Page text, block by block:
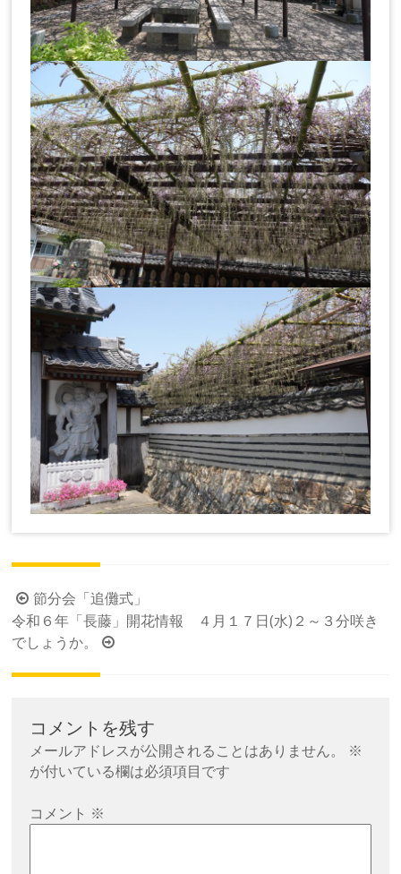
投
稿
ナ
ビ
節分会「追儺式」
令和６年「長藤」開花情報 ４月１７日(水)２～３分咲き
でしょうか。
コメントを残す
メールアドレスが公開されることはありません。
※
が付いている欄は必須項目です
コメント ※